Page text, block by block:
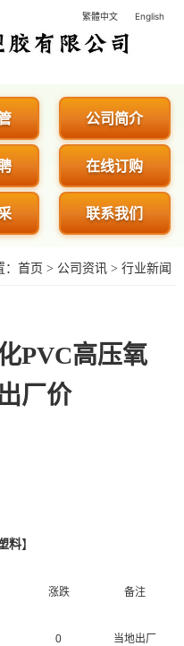
司 - 专业生产
繁體中文 English
公司简介
在线订购
联系我们
首页 > 公司资讯 > 行业新闻
PVC高压氧
厂价
料】
涨跌 备注
0 当地出厂